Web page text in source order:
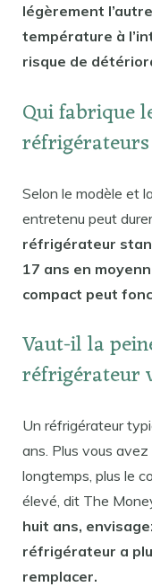
légèrement
température à
risque de
Qui fabrique
Selon le modèle et
entretenu peut
réfrigérateur
17 ans en
compact peut
Vaut-il la
réfrigérateur
Un réfrigérateur
ans. Plus vous
longtemps, plus le
élevé, dit The
huit ans,
réfrigérateur a
remplacer.